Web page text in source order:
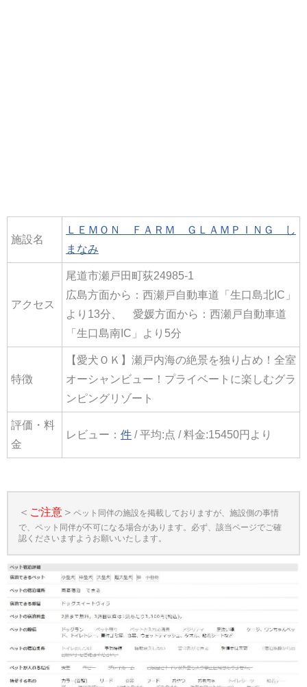
施設名
ＬＥＭＯＮ ＦＡＲＭ ＧＬＡＭＰＩＮＧ し
まなみ
アクセス
尾道市瀬戸田町荻24985-1
広島方面から：西瀬戸自動車道「生口島北IC」
より13分、 愛媛方面から：西瀬戸自動車道
「生口島南IC」より5分
特徴
【愛犬ＯＫ】瀬戸内海の絶景を独り占め！全室
オーシャンビュー！プライベートに楽しむグラ
ンピングリゾート
評価・料
金
レビュー： 件/ 平均:点 / 料金:15450円より
＜ ご注意＞ ペット同伴の施設を掲載しておりますが、施設側の事情
で、ペット同伴が不可になる場合があります。必ず、該当ページでご確
認くださいますようお願いいたします。